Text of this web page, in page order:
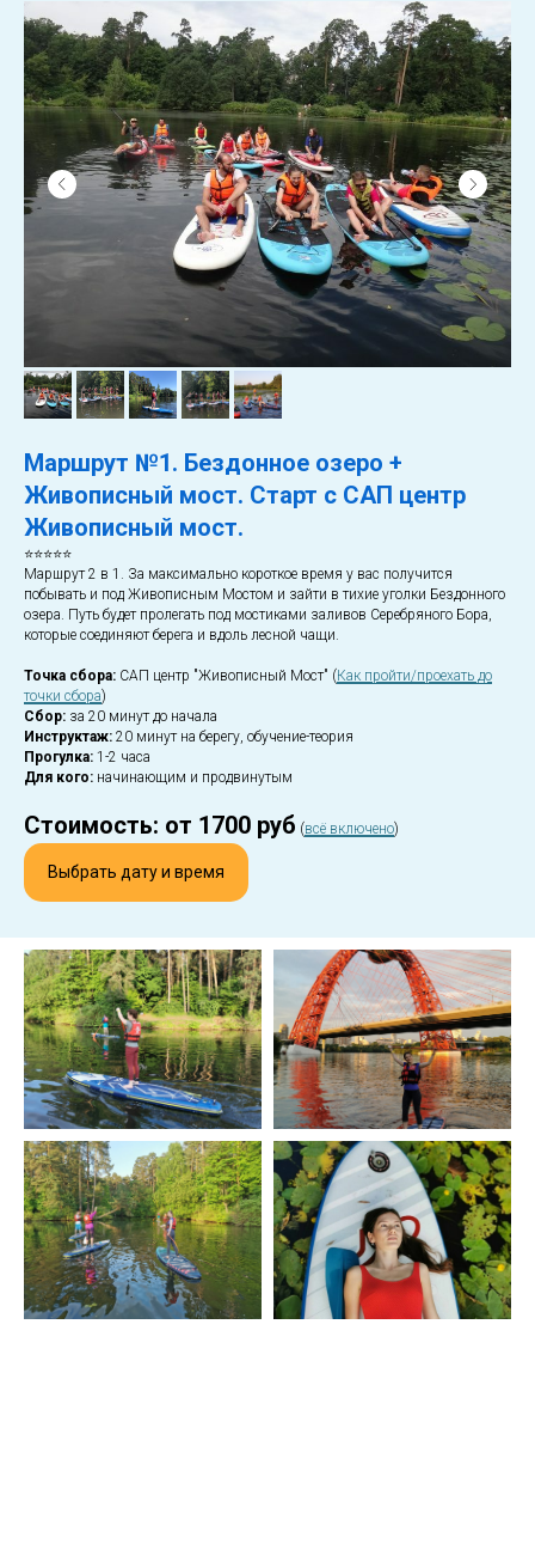
Маршрут №1. Бездонное озеро +
Живописный мост. Старт с САП центр
Живописный мост.
⭐⭐⭐⭐⭐
Маршрут 2 в 1. За максимально короткое время у вас получится
побывать и под Живописным Мостом и зайти в тихие уголки Бездонного
озера. Путь будет пролегать под мостиками заливов Серебряного Бора,
которые соединяют берега и вдоль лесной чащи.
Точка сбора: САП центр "Живописный Мост" (Как пройти/проехать до
точки сбора)
Сбор: за 20 минутдо начала
Инструктаж: 20 минут на берегу, обучение-теория
Прогулка: 1-2 часа
Для кого: начинающим и продвинутым
Стоимость: от 1700 руб (всё включено)
Выбрать дату и время